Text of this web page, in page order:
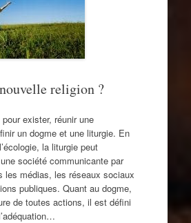
religion ?
exister, réunir une
un dogme et une liturgie. En
la liturgie peut
société communicante par
les médias, les réseaux sociaux
publiques. Quant au dogme,
de toutes actions, il est défini